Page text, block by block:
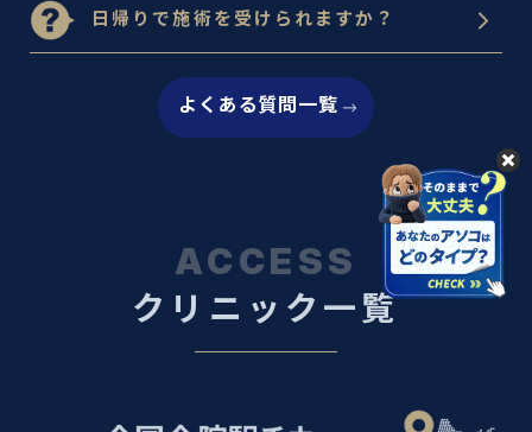
日帰りで施術を受けられますか？
よくある質問一覧
ACCESS
クリニック一覧